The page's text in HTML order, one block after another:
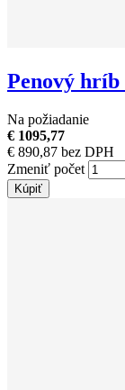
Penový
Na požiadanie
€ 1095,77
€ 890,87 bez DPH
Zmeniť počet
Kúpiť